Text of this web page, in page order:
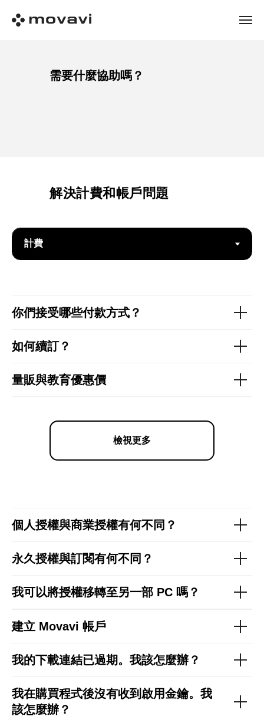
需要什麼協助嗎？
解決計費和帳戶問題
你們接受哪些付款方式？
如何續訂？
量販與教育優惠價
檢視更多
個人授權與商業授權有何不同？
永久授權與訂閱有何不同？
我可以將授權移轉至另一部 PC 嗎？
檢視更多
建立 Movavi 帳戶
我的下載連結已過期。我該怎麼辦？
我在購買程式後沒有收到啟用金鑰。我
該怎麼辦？